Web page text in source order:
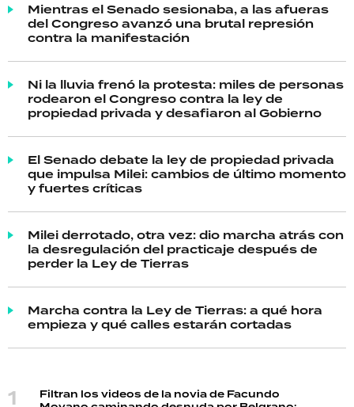
Mientras el Senado sesionaba, a las afueras
del Congreso avanzó una brutal represión
contra la manifestación
Ni la lluvia frenó la protesta: miles de personas
rodearon el Congreso contra la ley de
propiedad privada y desafiaron al Gobierno
El Senado debate la ley de propiedad privada
que impulsa Milei: cambios de último momento
y fuertes críticas
Milei derrotado, otra vez: dio marcha atrás con
la desregulación del practicaje después de
perder la Ley de Tierras
Marcha contra la Ley de Tierras: a qué hora
empieza y qué calles estarán cortadas
Filtran los videos de la novia de Facundo